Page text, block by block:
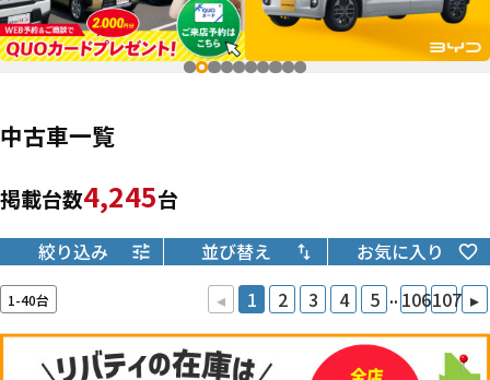
中古車一覧
掲載台数4,245台
絞り込み 並び替え お気に入り
1-40台 ◂ 1 2 3 4 5 .. 106107 ▸